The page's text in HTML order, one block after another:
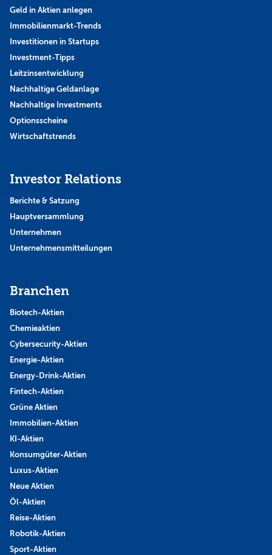
Geld in Aktien anlegen
Immobilienmarkt-Trends
Investitionen in Startups
Investment-Tipps
Leitzinsentwicklung
Nachhaltige Geldanlage
Nachhaltige Investments
Optionsscheine
Wirtschaftstrends
Investor Relations
Berichte & Satzung
Hauptversammlung
Unternehmen
Unternehmensmitteilungen
Branchen
Biotech-Aktien
Chemieaktien
Cybersecurity-Aktien
Energie-Aktien
Energy-Drink-Aktien
Fintech-Aktien
Grüne Aktien
Immobilien-Aktien
KI-Aktien
Konsumgüter-Aktien
Luxus-Aktien
Neue Aktien
Öl-Aktien
Reise-Aktien
Robotik-Aktien
Sport-Aktien